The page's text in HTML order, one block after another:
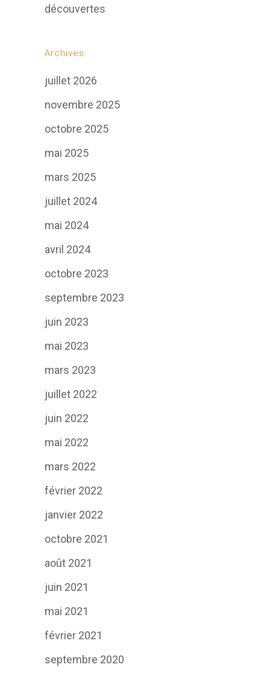
découvertes
Archives
juillet 2026
novembre 2025
octobre 2025
mai 2025
mars 2025
juillet 2024
mai 2024
avril 2024
octobre 2023
septembre 2023
juin 2023
mai 2023
mars 2023
juillet 2022
juin 2022
mai 2022
mars 2022
février 2022
janvier 2022
octobre 2021
août 2021
juin 2021
mai 2021
février 2021
septembre 2020